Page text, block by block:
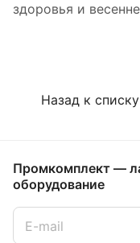
здоровья и
Назад к списку
Промкомплект —
оборудование